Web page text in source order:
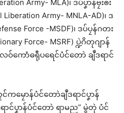
Army- MLA)၊ ဒပ်ပၞာန်ဗၠးၜး
Army- MNLA-AD)၊ ဒ
Force -MSDF)၊ ဒပ်ပၠန်ဂတး
Force- MSRF) ပ္ဍဲဂိတုဂျာန်
ဝ်ကောံဓရီုပရေင်ပံင်တောဲ ချဳဒရာင်
ောန်ပံင်တောဲချဳဒရာင်ပၞာန်
ာင်ပၞာန်ပံင်တောဲ ရာမည” မွဲတုဲ ပံင်